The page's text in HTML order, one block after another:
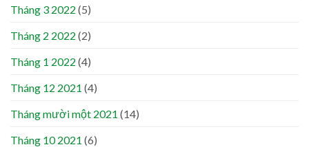
Tháng 3 2022 (5)
Tháng 2 2022 (2)
Tháng 1 2022 (4)
Tháng 12 2021 (4)
Tháng mười một 2021 (14)
Tháng 10 2021 (6)